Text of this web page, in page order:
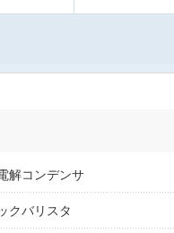
解コンデンサ
クバリスタ